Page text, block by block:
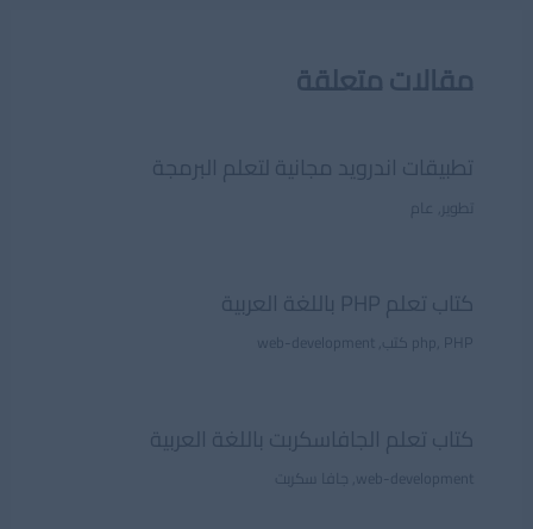
مقالات متعلقة
تطبيقات اندرويد مجانية لتعلم البرمجة
تطوير عام
كتاب تعلم PHP باللغة العربية
php PHP كتب web-development
كتاب تعلم الجافاسكربت باللغة العربية
web-development جافا سكربت